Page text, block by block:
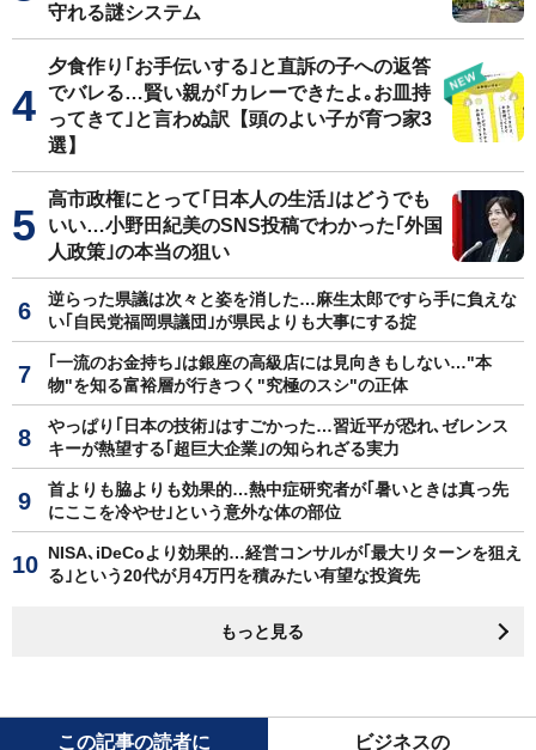
守れる謎システム
夕食作り｢お手伝いする｣と直訴の子への返答
でバレる…賢い親が｢カレーできたよ｡お皿持
ってきて｣と言わぬ訳【頭のよい子が育つ家3
選】
高市政権にとって｢日本人の生活｣はどうでも
いい…小野田紀美のSNS投稿でわかった｢外国
人政策｣の本当の狙い
逆らった県議は次々と姿を消した…麻生太郎ですら手に負えな
い｢自民党福岡県議団｣が県民よりも大事にする掟
｢一流のお金持ち｣は銀座の高級店には見向きもしない…"本
物"を知る富裕層が行きつく"究極のスシ"の正体
やっぱり｢日本の技術｣はすごかった…習近平が恐れ､ゼレンス
キーが熱望する｢超巨大企業｣の知られざる実力
首よりも脇よりも効果的…熱中症研究者が｢暑いときは真っ先
にここを冷やせ｣という意外な体の部位
NISA､iDeCoより効果的…経営コンサルが｢最大リターンを狙え
る｣という20代が月4万円を積みたい有望な投資先
もっと見る
この記事の読者に ビジネスの